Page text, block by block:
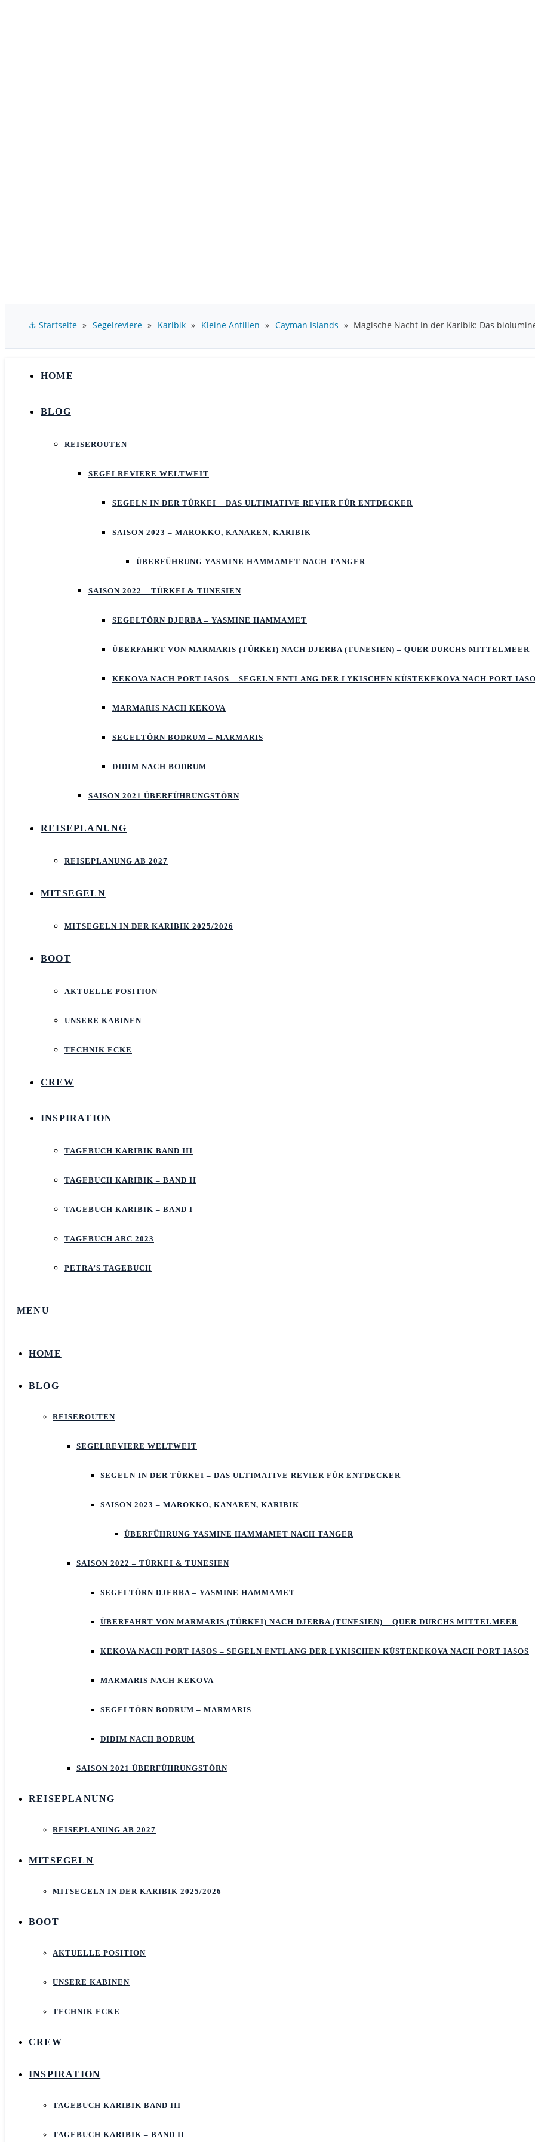
⚓ Startseite » Segelreviere » Karibik » Kleine Antillen » Cayman Islands » Magische Nacht in der Karibik: Das
HOME
BLOG
REISEROUTEN
SEGELREVIERE WELTWEIT
SEGELN IN DER TÜRKEI – DAS ULTIMATIVE REVIER FÜR ENTDECKER
SAISON 2023 – MAROKKO, KANAREN, KARIBIK
ÜBERFÜHRUNG YASMINE HAMMAMET NACH TANGER
SAISON 2022 – TÜRKEI & TUNESIEN
SEGELTÖRN DJERBA – YASMINE HAMMAMET
ÜBERFAHRT VON MARMARIS (TÜRKEI) NACH DJERBA (TUNESIEN) – QUER DURCHS MITTELMEER
KEKOVA NACH PORT IASOS – SEGELN ENTLANG DER LYKISCHEN KÜSTEKEKOVA NACH PORT
MARMARIS NACH KEKOVA
SEGELTÖRN BODRUM – MARMARIS
DIDIM NACH BODRUM
SAISON 2021 ÜBERFÜHRUNGSTÖRN
REISEPLANUNG
REISEPLANUNG AB 2027
MITSEGELN
MITSEGELN IN DER KARIBIK 2025/2026
BOOT
AKTUELLE POSITION
UNSERE KABINEN
TECHNIK ECKE
CREW
INSPIRATION
TAGEBUCH KARIBIK BAND III
TAGEBUCH KARIBIK – BAND II
TAGEBUCH KARIBIK – BAND I
TAGEBUCH ARC 2023
PETRA’S TAGEBUCH
MENU
HOME
BLOG
REISEROUTEN
SEGELREVIERE WELTWEIT
SEGELN IN DER TÜRKEI – DAS ULTIMATIVE REVIER FÜR ENTDECKER
SAISON 2023 – MAROKKO, KANAREN, KARIBIK
ÜBERFÜHRUNG YASMINE HAMMAMET NACH TANGER
SAISON 2022 – TÜRKEI & TUNESIEN
SEGELTÖRN DJERBA – YASMINE HAMMAMET
ÜBERFAHRT VON MARMARIS (TÜRKEI) NACH DJERBA (TUNESIEN) – QUER DURCHS MITTELMEER
KEKOVA NACH PORT IASOS – SEGELN ENTLANG DER LYKISCHEN KÜSTEKEKOVA NACH PORT IASOS
MARMARIS NACH KEKOVA
SEGELTÖRN BODRUM – MARMARIS
DIDIM NACH BODRUM
SAISON 2021 ÜBERFÜHRUNGSTÖRN
REISEPLANUNG
REISEPLANUNG AB 2027
MITSEGELN
MITSEGELN IN DER KARIBIK 2025/2026
BOOT
AKTUELLE POSITION
UNSERE KABINEN
TECHNIK ECKE
CREW
INSPIRATION
TAGEBUCH KARIBIK BAND III
TAGEBUCH KARIBIK – BAND II